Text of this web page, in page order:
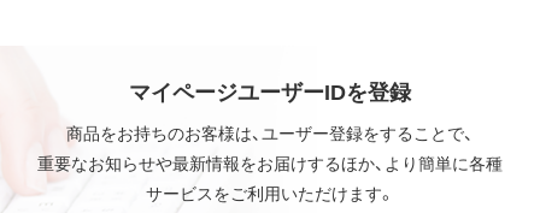
マイページユーザーIDを登録
商品をお持ちのお客様は、ユーザー登録をすることで、
重要なお知らせや最新情報をお届けするほか、より簡単に各種
サービスをご利用いただけます。